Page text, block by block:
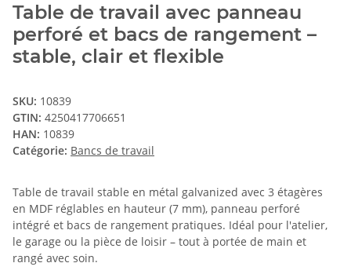
Table de travail avec panneau
perforé et bacs de rangement –
stable, clair et flexible
SKU: 10839
GTIN: 4250417706651
HAN: 10839
Catégorie: Bancs de travail
Table de travail stable en métal galvanized avec 3 étagères
en MDF réglables en hauteur (7 mm), panneau perforé
intégré et bacs de rangement pratiques. Idéal pour l'atelier,
le garage ou la pièce de loisir – tout à portée de main et
rangé avec soin.